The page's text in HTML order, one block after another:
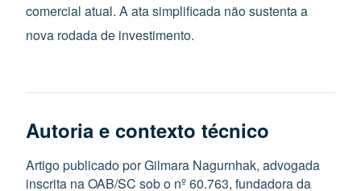
comercial atual. A ata simplificada não sustenta a
nova rodada de investimento.
Autoria e contexto técnico
Artigo publicado por Gilmara Nagurnhak, advogada
inscrita na OAB/SC sob o nº 60.763, fundadora da